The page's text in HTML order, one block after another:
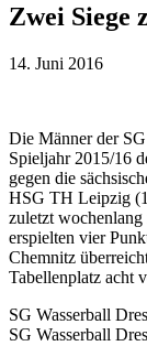
Zwei Siege
14. Juni 2016
Die Männer der
Spieljahr 2015/16
gegen die
HSG TH Leipzig
zuletzt
erspielten vier
Chemnitz
Tabellenplatz acht
SG Wasserball
SG Wasserball